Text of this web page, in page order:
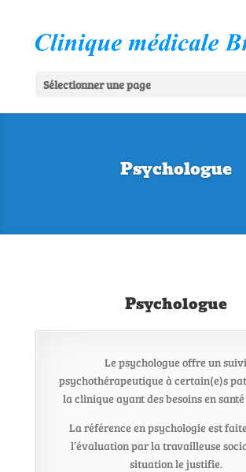
Sélectionner une page
Psychologue
Psychologue
Le psychologue offre un suivi
psychothérapeutique à certain(e)s
la clinique ayant des besoins en
La référence en psychologie est
l’évaluation par la travailleuse
situation le justifie.​